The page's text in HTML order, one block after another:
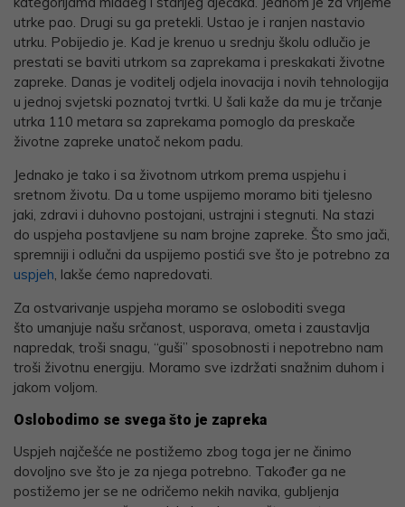
utrke pao. Drugi su ga pretekli. Ustao je i ranjen nastavio
utrku. Pobijedio je. Kad je krenuo u srednju školu odlučio je
prestati se baviti utrkom sa zaprekama i preskakati životne
zapreke. Danas je voditelj odjela inovacija i novih tehnologija
u jednoj svjetski poznatoj tvrtki. U šali kaže da mu je trčanje
utrka 110 metara sa zaprekama pomoglo da preskače
životne zapreke unatoč nekom padu.
Jednako je tako i sa životnom utrkom prema uspjehu i
sretnom životu. Da u tome uspijemo moramo biti tjelesno
jaki, zdravi i duhovno postojani, ustrajni i stegnuti. Na stazi
do uspjeha postavljene su nam brojne zapreke. Što smo jači,
spremniji i odlučni da uspijemo postići sve što je potrebno za
uspjeh, lakše ćemo napredovati.
Za ostvarivanje uspjeha moramo se osloboditi svega
što umanjuje našu srčanost, usporava, ometa i zaustavlja
napredak, troši snagu, “guši” sposobnosti i nepotrebno nam
troši životnu energiju. Moramo sve izdržati snažnim duhom i
jakom voljom.
Oslobodimo se svega što je zapreka
Uspjeh najčešće ne postižemo zbog toga jer ne činimo
dovoljno sve što je za njega potrebno. Također ga ne
postižemo jer se ne odričemo nekih navika, gubljenja